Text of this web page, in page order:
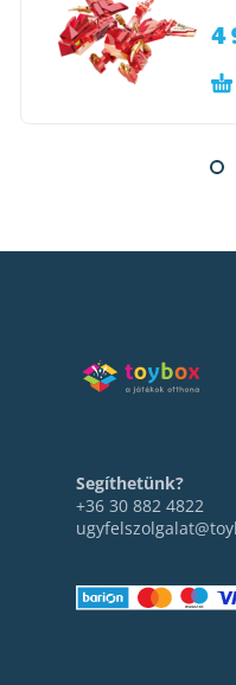
4
Segíthetünk?
+36 30 882 4822